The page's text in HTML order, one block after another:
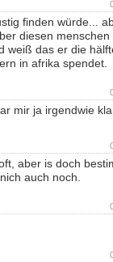
finden würde...
diesen menschen
weiß das er die
in afrika spendet.
mir ja irgendwie
aber is doch
auch noch.